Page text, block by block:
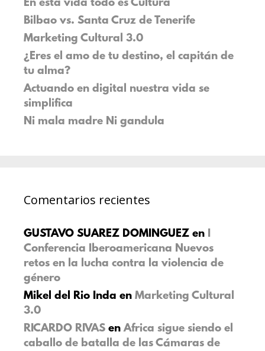
En esta vida todo es Cultura
Bilbao vs. Santa Cruz de Tenerife
Marketing Cultural 3.0
¿Eres el amo de tu destino, el capitán de
tu alma?
Actuando en digital nuestra vida se
simplifica
Ni mala madre Ni gandula
Comentarios recientes
GUSTAVO SUAREZ DOMINGUEZ en I
Conferencia Iberoamericana Nuevos
retos en la lucha contra la violencia de
género
Mikel del Rio Inda en Marketing Cultural
3.0
RICARDO RIVAS enAfrica sigue siendo el
caballo de batalla de las Cámaras de